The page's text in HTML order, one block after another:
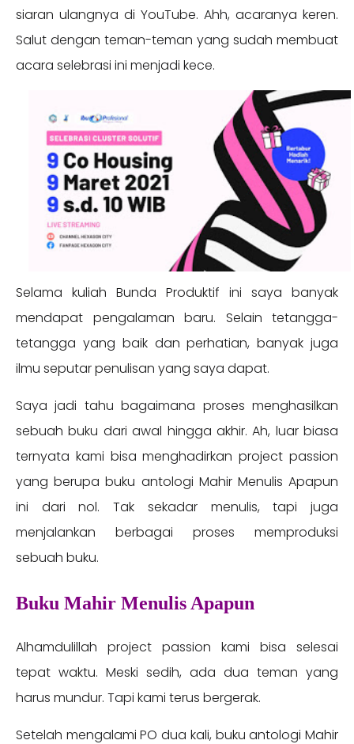
siaran ulangnya di YouTube. Ahh, acaranya keren.
Salut dengan teman-teman yang sudah membuat
acara selebrasi ini menjadi kece.
Selama kuliah Bunda Produktif ini saya banyak
mendapat pengalaman baru. Selain tetangga-
tetangga yang baik dan perhatian, banyak juga
ilmu seputar penulisan yang saya dapat.
Saya jadi tahu bagaimana proses menghasilkan
sebuah buku dari awal hingga akhir. Ah, luar biasa
ternyata kami bisa menghadirkan project passion
yang berupa buku antologi Mahir Menulis Apapun
ini dari nol. Tak sekadar menulis, tapi juga
menjalankan berbagai proses memproduksi
sebuah buku.
Buku Mahir Menulis Apapun
Alhamdulillah project passion kami bisa selesai
tepat waktu. Meski sedih, ada dua teman yang
harus mundur. Tapi kami terus bergerak.
Setelah mengalami PO dua kali, buku antologi Mahir